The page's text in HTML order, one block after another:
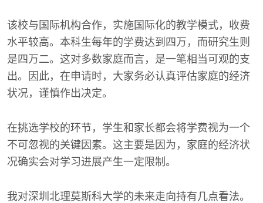
该校与国际机构合作，实施国际化的教学模式，收费
水平较高。本科生每年的学费达到四万，而研究生则
是四万二。这对多数家庭而言，是一笔相当可观的支
出。因此，在申请时，大家务必认真评估家庭的经济
状况，谨慎作出决定。
在挑选学校的环节，学生和家长都会将学费视为一个
不可忽视的关键因素。这主要是因为，家庭的经济状
况确实会对学习进展产生一定限制。
我对深圳北理莫斯科大学的未来走向持有几点看法。